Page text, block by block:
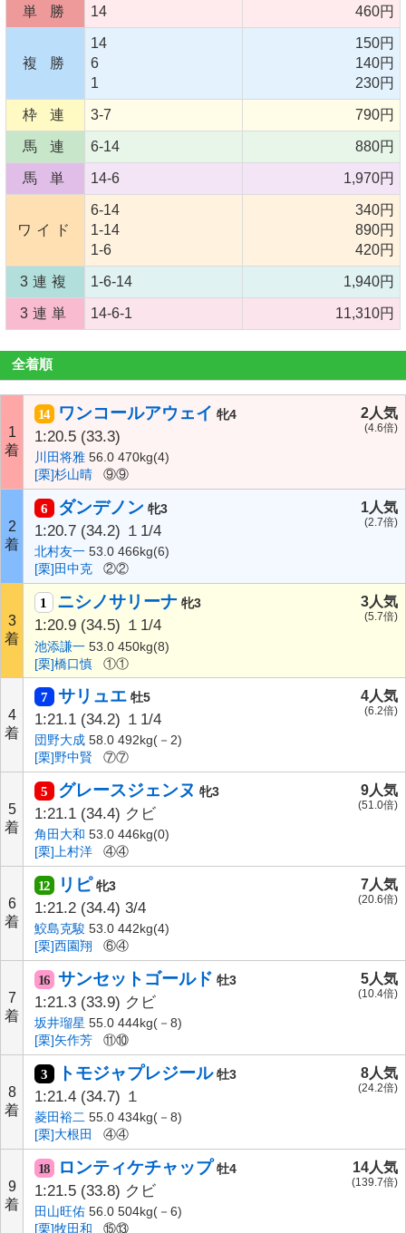
単 勝 14 460円
複 勝
14
6
1
150円
140円
230円
枠 連 3-7 790円
馬 連 6-14 880円
馬 単 14-6 1,970円
ワイド
6-14
1-14
1-6
340円
890円
420円
3連複 1-6-14 1,940円
3連単 14-6-1 11,310円
全着順
1
着
14 ワンコールアウェイ 牝4
1:20.5 (33.3)
川田将雅 56.0 470kg(4)
[栗]杉山晴
⑨⑨
2人気
(4.6倍)
2
着
6 ダンデノン 牝3
1:20.7 (34.2) １1/4
北村友一 53.0 466kg(6)
[栗]田中克
②②
1人気
(2.7倍)
3
着
1 ニシノサリーナ 牝3
1:20.9 (34.5) １1/4
池添謙一 53.0 450kg(8)
[栗]橋口慎
①①
3人気
(5.7倍)
4
着
7 サリュエ 牡5
1:21.1 (34.2) １1/4
団野大成 58.0 492kg(－2)
[栗]野中賢
⑦⑦
4人気
(6.2倍)
5
着
5 グレースジェンヌ 牝3
1:21.1 (34.4) クビ
角田大和 53.0 446kg(0)
[栗]上村洋
④④
9人気
(51.0倍)
6
着
12 リピ 牝3
1:21.2 (34.4) 3/4
鮫島克駿 53.0 442kg(4)
[栗]西園翔
⑥④
7人気
(20.6倍)
7
着
16 サンセットゴールド 牡3
1:21.3 (33.9) クビ
坂井瑠星 55.0 444kg(－8)
[栗]矢作芳
⑪⑩
5人気
(10.4倍)
8
着
3 トモジャプレジール 牡3
1:21.4 (34.7) １
菱田裕二 55.0 434kg(－8)
[栗]大根田
④④
8人気
(24.2倍)
9
着
18 ロンティケチャップ 牡4
1:21.5 (33.8) クビ
田山旺佑 56.0 504kg(－6)
[栗]牧田和
⑮⑬
14人気
(139.7倍)